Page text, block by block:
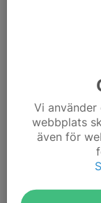
trots att den
FP13: 200 kr/
FP11: 150 kr/
FP9: 150 kr/
förening efter
Se knapp ovan.
Vi
webbplats
även för